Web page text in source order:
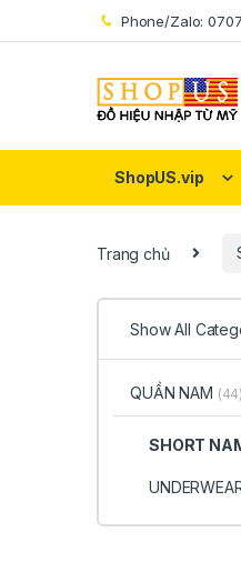
Skip to navigation
Skip to content Phone/Zalo:
ShopUS.vip
Trang chủ
Show All
QUẦN NAM (44)
SHORT